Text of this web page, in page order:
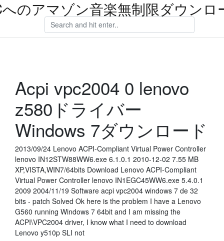
のアマゾン音楽無制限ダウンロ
Acpi vpc2004 0 lenovo
z580ドライバー
Windows 7ダウンロード
2013/09/24 Lenovo ACPI-Compliant Virtual Power Controller
lenovo IN12STW88WW6.exe 6.1.0.1 2010-12-02 7.55 MB
XP,VISTA,WIN7/64bits Download Lenovo ACPI-Compliant
Virtual Power Controller lenovo IN1EGC45WW6.exe 5.4.0.1
2009 2004/11/19 Software acpi vpc2004 windows 7 de 32
bits - patch Solved Ok here is the problem I have a Lenovo
G560 running Windows 7 64bit and I am missing the
ACPI\VPC2004 driver, I know what I need to download
Lenovo y510p SLI not